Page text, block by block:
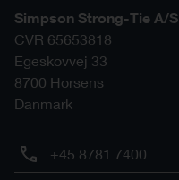
Simpson Strong-Tie A/S
CVR 65653818
Egeskovvej 33
8700 Horsens
Danmark
+45 8781 7400